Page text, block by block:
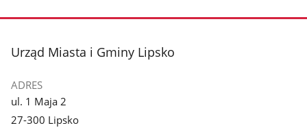
stopka
Urząd Miasta i Gminy Lipsko
ADRES
ul. 1 Maja 2
27-300 Lipsko